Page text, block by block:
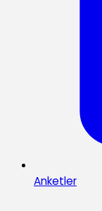
Anketler